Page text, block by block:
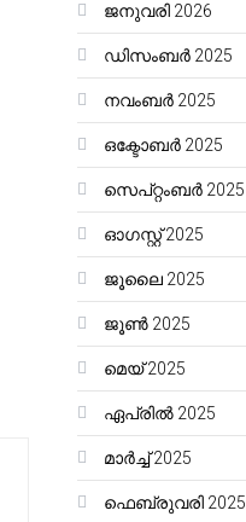
ജനുവരി 2026
ഡിസംബർ 2025
നവംബർ 2025
ഒക്ടോബർ 2025
സെപ്റ്റംബർ 2025
ഓഗസ്റ്റ്‌ 2025
ജൂലൈ 2025
ജൂൺ 2025
മെയ്‌ 2025
ഏപ്രിൽ 2025
മാർച്ച്‌ 2025
ഫെബ്രുവരി 2025